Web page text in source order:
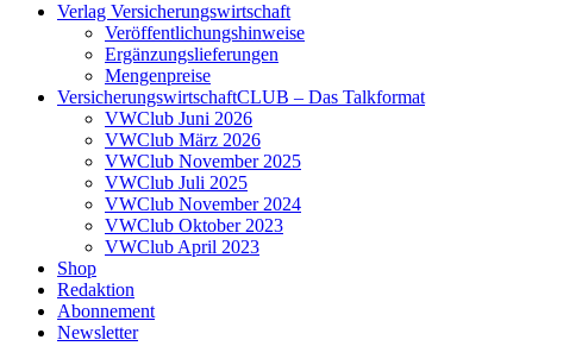
Verlag Versicherungswirtschaft
Veröffentlichungshinweise
Ergänzungslieferungen
Mengenpreise
VersicherungswirtschaftCLUB – Das Talkformat
VWClub Juni 2026
VWClub März 2026
VWClub November 2025
VWClub Juli 2025
VWClub November 2024
VWClub Oktober 2023
VWClub April 2023
Shop
Redaktion
Abonnement
Newsletter